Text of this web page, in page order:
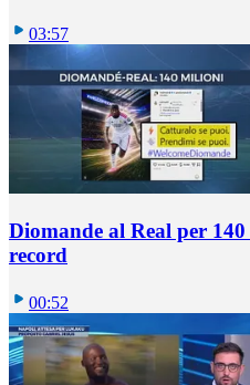
03:57
Diomande al Real per
record
00:52